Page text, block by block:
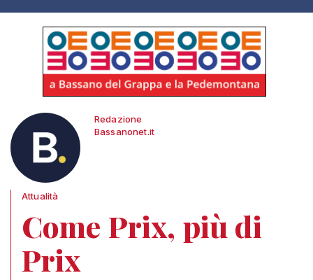
Redazione
Bassanonet.it
Attualità
Come Prix, più di
Prix